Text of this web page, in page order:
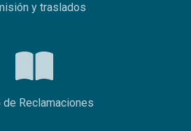
y traslados
de Reclamaciones